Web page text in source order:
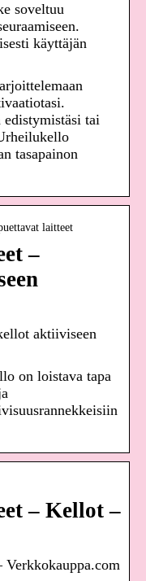
soveltuu
käyttäjän
tai
tasapainon
laitteet
–
aktiiviseen
on loistava tapa
– Kellot –